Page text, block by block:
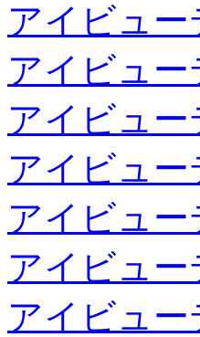
アイビュ
アイビュ
アイビュ
アイビュ
アイビュ
アイビュ
アイビュ